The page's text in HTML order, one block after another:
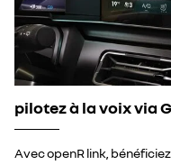
pilotez à la voix via
Avec openR link,